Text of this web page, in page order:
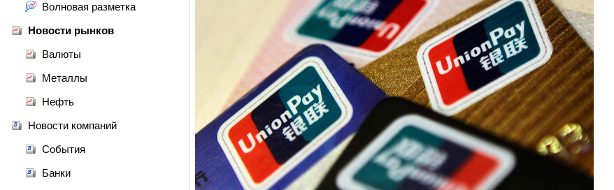
Волновая разметка
Новости рынков
Валюты
Металлы
Нефть
Новости компаний
События
Банки